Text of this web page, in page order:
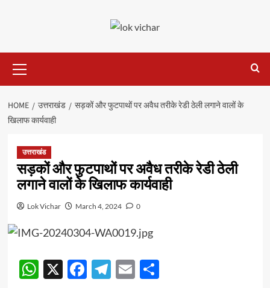
Menu
HOME उत्तराखंड
सड़कों और फुटपाथों पर अवैध तरीके रेडी ठेली लगाने वालों के
खिलाफ कार्यवाही
उत्तराखंड
सड़कों और फुटपाथों पर अवैध तरीके रेडी ठेली
लगाने वालों के खिलाफ कार्यवाही
Lok Vichar March 4, 2024 0
WhatsApp
X Facebook
Telegram
EmailShare